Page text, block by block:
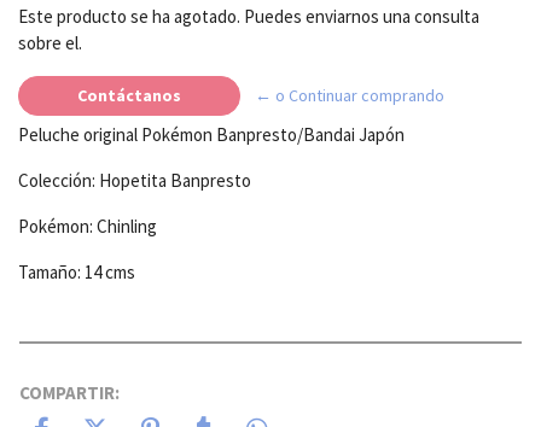
Este producto se ha agotado. Puedes enviarnos una consulta
sobre el.
Contáctanos ← o Continuar comprando
Peluche original Pokémon Banpresto/Bandai Japón
Colección: Hopetita Banpresto
Pokémon: Chinling
Tamaño: 14 cms
COMPARTIR: